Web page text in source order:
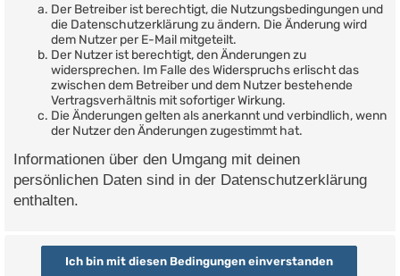
Der Betreiber ist berechtigt, die Nutzungsbedingungen und
die Datenschutzerklärung zu ändern. Die Änderung wird
dem Nutzer per E-Mail mitgeteilt.
Der Nutzer ist berechtigt, den Änderungen zu
widersprechen. Im Falle des Widerspruchs erlischt das
zwischen dem Betreiber und dem Nutzer bestehende
Vertragsverhältnis mit sofortiger Wirkung.
Die Änderungen gelten als anerkannt und verbindlich, wenn
der Nutzer den Änderungen zugestimmt hat.
Informationen über den Umgang mit deinen
persönlichen Daten sind in der Datenschutzerklärung
enthalten.